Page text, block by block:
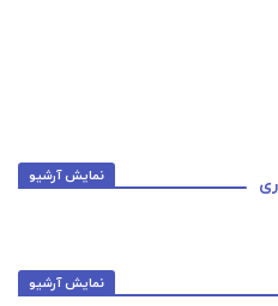
نمایش آرشیو
نمایش آرشیو